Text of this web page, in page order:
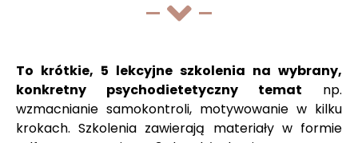
To krótkie, 5 lekcyjne szkolenia na wybrany,
konkretny psychodietetyczny temat np.
wzmacnianie samokontroli, motywowanie w kilku
krokach. Szkolenia zawierają materiały w formie